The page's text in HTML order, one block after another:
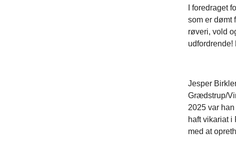
I foredraget
som er dømt
røveri, vold
Jesper
Grædstrup/
2025 var
haft vikariat i
med at